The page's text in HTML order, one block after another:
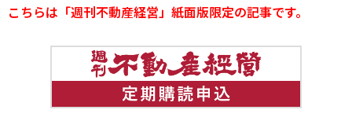
こちらは「週刊不動産経営」紙面版限定の記事です。